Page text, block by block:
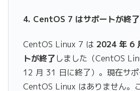
4. CentOS 7 はサポートが終
CentOS Linux 7 は 2024 年 6
トが終了しました（CentOS
12 月 31 日に終了）。現在サ
CentOS Linux はありません。